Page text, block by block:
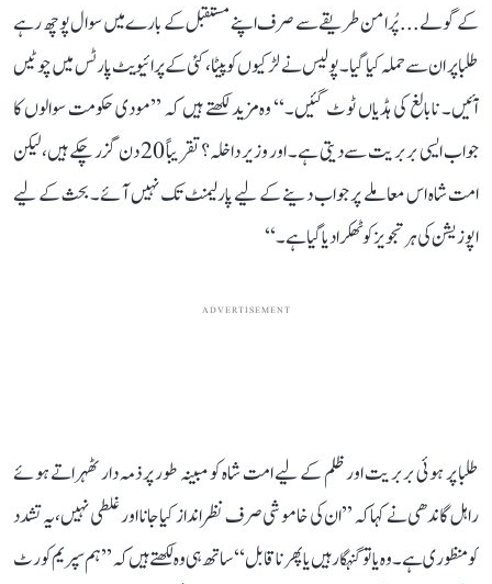
کے گولے... پُرامن طریقے سے صرف اپنے مستقبل کے بارے میں سوال پوچھ رہے
طلبا پر ان سے حملہ کیا گیا۔ پولیس نے لڑکیوں کو پیٹا، کئی کے پرائیویٹ پارٹس میں چوٹیں
آئیں۔ نابالغ کی ہڈیاں ٹوٹ گئیں۔‘‘ وہ مزید لکھتے ہیں کہ ’’مودی حکومت سوالوں کا
جواب ایسی بربریت سے دیتی ہے۔ اور وزیر داخلہ؟ تقریباً 20 دن گزر چکے ہیں، لیکن
امت شاہ اس معاملے پر جواب دینے کے لیے پارلیمنٹ تک نہیں آئے۔ بحث کے لیے
اپوزیشن کی ہر تجویز کو ٹھکرا دیا گیا ہے۔‘‘
ADVERTISEMENT
طلبا پر ہوئی بربریت اور ظلم کے لیے امت شاہ کو مبینہ طور پر ذمہ دار ٹھہراتے ہوئے
راہل گاندھی نے کہا کہ ’’ان کی خاموشی صرف نظر انداز کیا جانا اور غلطی نہیں، یہ تشدد
کو منظوری ہے۔ وہ یا تو گنہگار ہیں یا پھر ناقابل‘‘ ساتھ ہی وہ لکھتے ہیں کہ ’’ہم سپریم کورٹ